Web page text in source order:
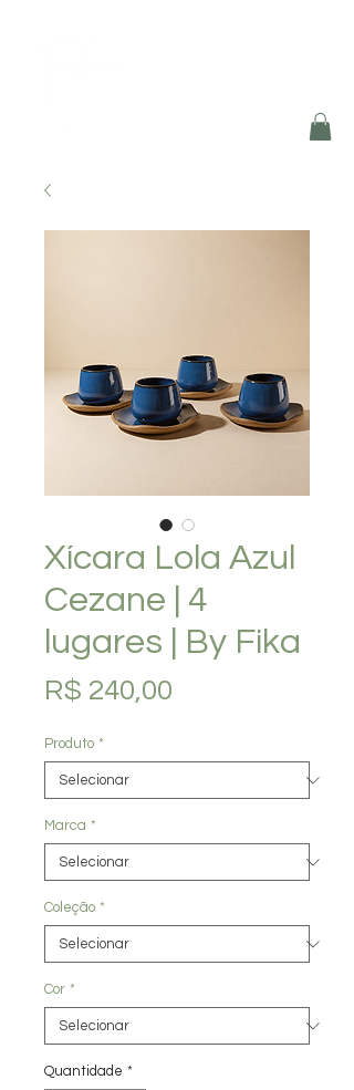
Xícara Lola Azul
Cezane | 4
lugares | By Fika
R$ 240,00
Produto *
Marca *
Coleção *
Cor *
Quantidade *